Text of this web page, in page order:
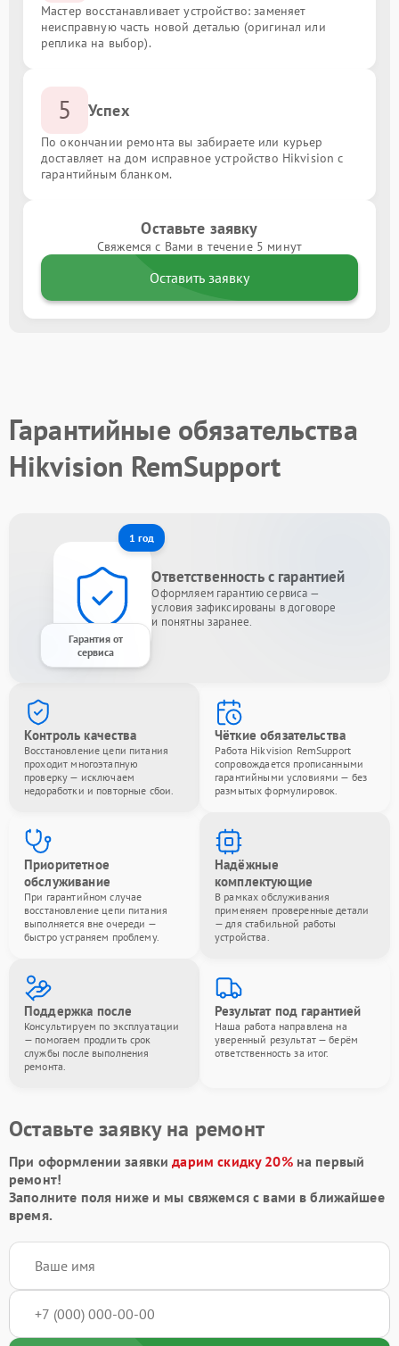
Мастер восстанавливает устройство: заменяет
неисправную часть новой деталью (оригинал или
реплика на выбор).
5 Успех
По окончании ремонта вы забираете или курьер
доставляет на дом исправное устройство Hikvision с
гарантийным бланком.
Оставьте заявку
Свяжемся с Вами в течение 5 минут
Оставить заявку
Гарантийные обязательства
Hikvision RemSupport
1 год
Гарантия от
сервиса
Ответственность с гарантией
Оформляем гарантию сервиса —
условия зафиксированы в договоре
и понятны заранее.
Контроль качества
Восстановление цепи питания
проходит многоэтапную
проверку — исключаем
недоработки и повторные сбои.
Чёткие обязательства
Работа Hikvision RemSupport
сопровождается прописанными
гарантийными условиями — без
размытых формулировок.
Приоритетное
обслуживание
При гарантийном случае
восстановление цепи питания
выполняется вне очереди —
быстро устраняем проблему.
Надёжные
комплектующие
В рамках обслуживания
применяем проверенные детали
— для стабильной работы
устройства.
Поддержка после
Консультируем по эксплуатации
— помогаем продлить срок
службы после выполнения
ремонта.
Результат под гарантией
Наша работа направлена на
уверенный результат — берём
ответственность за итог.
Оставьте заявку на ремонт
При оформлении заявкидарим скидку 20%на первый
ремонт!
Заполните поля ниже и мы свяжемся с вами в ближайшее
время.